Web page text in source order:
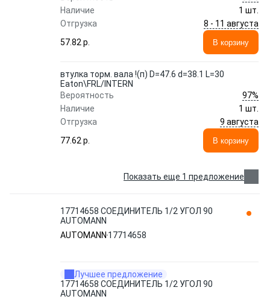
Наличие
1 шт.
Отгрузка
8 - 11 августа
57.82 p.
В корзину
втулка торм. вала !(п) D=47.6 d=38.1 L=30
Eaton\FRL/INTERN
Вероятность
97%
Наличие
1 шт.
Отгрузка
9 августа
77.62 p.
В корзину
Показать еще 1 предложение
17714658 СОЕДИНИТЕЛЬ 1/2 УГОЛ 90
AUTOMANN
AUTOMANN 17714658
Лучшее предложение
17714658 СОЕДИНИТЕЛЬ 1/2 УГОЛ 90
AUTOMANN